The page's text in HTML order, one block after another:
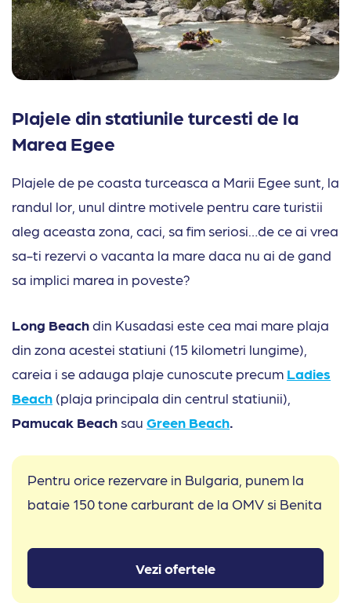
Plajele din statiunile turcesti de la
Marea Egee
Plajele de pe coasta turceasca a Marii Egee sunt, la
randul lor, unul dintre motivele pentru care turistii
aleg aceasta zona, caci, sa fim seriosi…de ce ai vrea
sa-ti rezervi o vacanta la mare daca nu ai de gand
sa implici marea in poveste?
Long Beachdin Kusadasi este cea mai mare plaja
din zona acestei statiuni (15 kilometri lungime),
careia i se adauga plaje cunoscute precum Ladies
Beach (plaja principala din centrul statiunii),
Pamucak Beachsau Green Beach.
Pentru orice rezervare in Bulgaria, punem la
bataie 150 tone carburant de la OMV si Benita
Vezi ofertele